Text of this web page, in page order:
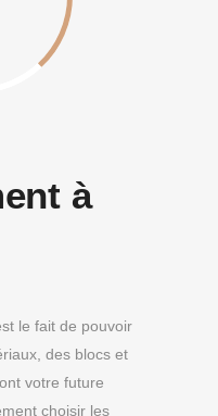
à
le fait de pouvoir
des blocs et
votre future
choisir les